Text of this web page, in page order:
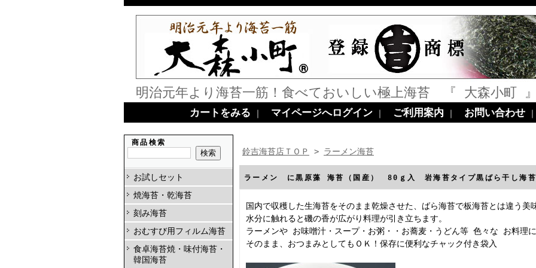
明治元年より海苔一筋！食べておいしい極上海苔 『 大森小町
カートをみる｜ マイページへログイン｜ ご利用案内 ｜ お問い合わせ
商品検索
お試しセット
焼海苔・乾海苔
刻み海苔
おむすび用フィルム海苔
食卓海苔焼・味付海苔・
韓国海苔
鈴吉海苔店ＴＯＰ > ラーメン海苔
ラーメン に黒原藻 海苔（国産） 80ｇ入 岩海苔タイプ黒ばら干し海
国内で収穫した生海苔をそのまま乾燥させた、ばら海苔で板海苔とは違う美
水分に触れると磯の香が広がり料理が引き立ちます。
ラーメンや お味噌汁・スープ・お粥・・お蕎麦・うどん等 色々な お料理
そのまま、おつまみとしてもＯＫ！保存に便利なチャック付き袋入